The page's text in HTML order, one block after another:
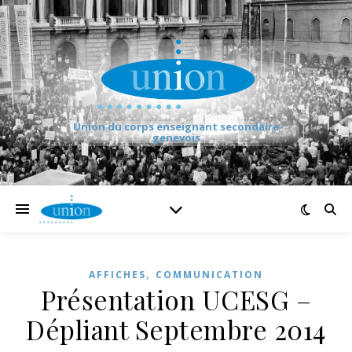
Union du corps enseignant secondaire
genevois
AFFICHES, COMMUNICATION
Présentation UCESG –
Dépliant Septembre 2014